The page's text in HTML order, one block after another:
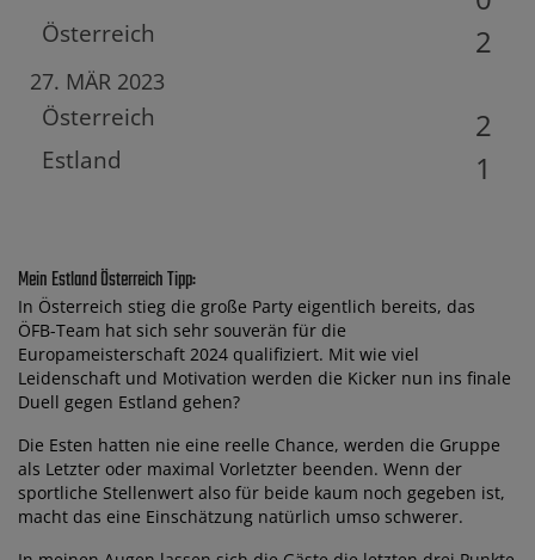
Österreich
2
27. MÄR 2023
Österreich
Estland
2
1
Mein Estland Österreich Tipp:
In Österreich stieg die große Party eigentlich bereits, das
ÖFB-Team hat sich sehr souverän für die
Europameisterschaft 2024 qualifiziert. Mit wie viel
Leidenschaft und Motivation werden die Kicker nun ins finale
Duell gegen Estland gehen?
Die Esten hatten nie eine reelle Chance, werden die Gruppe
als Letzter oder maximal Vorletzter beenden. Wenn der
sportliche Stellenwert also für beide kaum noch gegeben ist,
macht das eine Einschätzung natürlich umso schwerer.